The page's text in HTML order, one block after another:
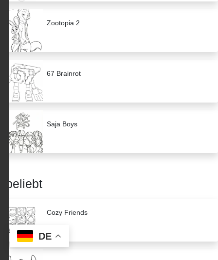
Zootopia 2
67 Brainrot
Saja Boys
beliebt
Cozy Friends
DE